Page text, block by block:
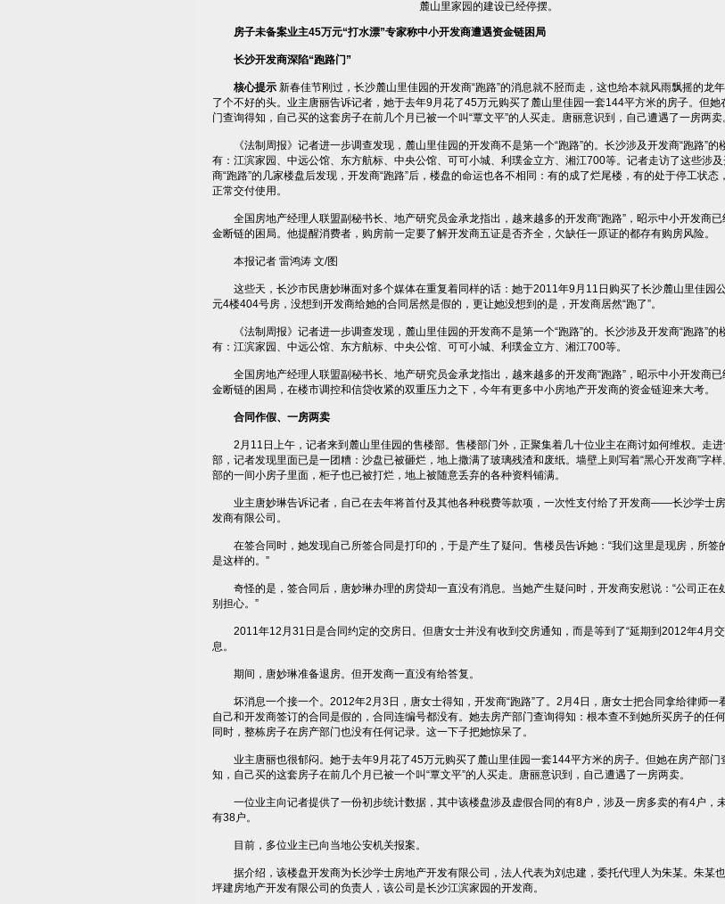
麓山里家园的建设已经停摆。
房子未备案业主45万元“打水漂”专家称中小开发商遭遇资金链困局
长沙开发商深陷“跑路门”
核心提示 新春佳节刚过，长沙麓山里佳园的开发商“跑路”的消息就不胫而走，这也给本就风雨飘摇的龙
了个不好的头。业主唐丽告诉记者，她于去年9月花了45万元购买了麓山里佳园一套144平方米的房子。但她
门查询得知，自己买的这套房子在前几个月已被一个叫“覃文平”的人买走。唐丽意识到，自己遭遇了一房两卖
《法制周报》记者进一步调查发现，麓山里佳园的开发商不是第一个“跑路”的。长沙涉及开发商“跑路”的
有：江滨家园、中远公馆、东方航标、中央公馆、可可小城、利璞金立方、湘江700等。记者走访了这些涉
商“跑路”的几家楼盘后发现，开发商“跑路”后，楼盘的命运也各不相同：有的成了烂尾楼，有的处于停工状态
正常交付使用。
全国房地产经理人联盟副秘书长、地产研究员金承龙指出，越来越多的开发商“跑路”，昭示中小开发商已
金断链的困局。他提醒消费者，购房前一定要了解开发商五证是否齐全，欠缺任一原证的都存有购房风险。
本报记者 雷鸿涛 文/图
这些天，长沙市民唐妙琳面对多个媒体在重复着同样的话：她于2011年9月11日购买了长沙麓山里佳园
元4楼404号房，没想到开发商给她的合同居然是假的，更让她没想到的是，开发商居然“跑了”。
《法制周报》记者进一步调查发现，麓山里佳园的开发商不是第一个“跑路”的。长沙涉及开发商“跑路”的
有：江滨家园、中远公馆、东方航标、中央公馆、可可小城、利璞金立方、湘江700等。
全国房地产经理人联盟副秘书长、地产研究员金承龙指出，越来越多的开发商“跑路”，昭示中小开发商已
金断链的困局，在楼市调控和信贷收紧的双重压力之下，今年有更多中小房地产开发商的资金链迎来大考。
合同作假、一房两卖
2月11日上午，记者来到麓山里佳园的售楼部。售楼部门外，正聚集着几十位业主在商讨如何维权。走进
部，记者发现里面已是一团糟：沙盘已被砸烂，地上撒满了玻璃残渣和废纸。墙壁上则写着“黑心开发商”字
部的一间小房子里面，柜子也已被打烂，地上被随意丢弃的各种资料铺满。
业主唐妙琳告诉记者，自己在去年将首付及其他各种税费等款项，一次性支付给了开发商——长沙学士
发商有限公司。
在签合同时，她发现自己所签合同是打印的，于是产生了疑问。售楼员告诉她：“我们这里是现房，所签
是这样的。”
奇怪的是，签合同后，唐妙琳办理的房贷却一直没有消息。当她产生疑问时，开发商安慰说：“公司正在
别担心。”
2011年12月31日是合同约定的交房日。但唐女士并没有收到交房通知，而是等到了“延期到2012年4月交
息。
期间，唐妙琳准备退房。但开发商一直没有给答复。
坏消息一个接一个。2012年2月3日，唐女士得知，开发商“跑路”了。2月4日，唐女士把合同拿给律师一
自己和开发商签订的合同是假的，合同连编号都没有。她去房产部门查询得知：根本查不到她所买房子的任何
同时，整栋房子在房产部门也没有任何记录。这一下子把她惊呆了。
业主唐丽也很郁闷。她于去年9月花了45万元购买了麓山里佳园一套144平方米的房子。但她在房产部门
知，自己买的这套房子在前几个月已被一个叫“覃文平”的人买走。唐丽意识到，自己遭遇了一房两卖。
一位业主向记者提供了一份初步统计数据，其中该楼盘涉及虚假合同的有8户，涉及一房多卖的有4户，
有38户。
目前，多位业主已向当地公安机关报案。
据介绍，该楼盘开发商为长沙学士房地产开发有限公司，法人代表为刘忠建，委托代理人为朱某。朱某
坪建房地产开发有限公司的负责人，该公司是长沙江滨家园的开发商。